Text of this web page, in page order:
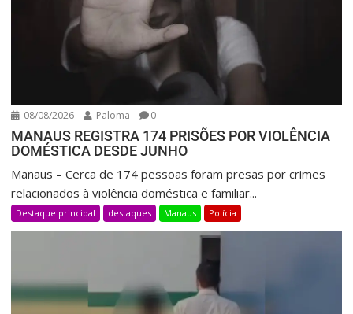
08/08/2026 Paloma 0
MANAUS REGISTRA 174 PRISÕES POR VIOLÊNCIA
DOMÉSTICA DESDE JUNHO
Manaus – Cerca de 174 pessoas foram presas por crimes
relacionados à violência doméstica e familiar...
Destaque principal destaques Manaus Polícia